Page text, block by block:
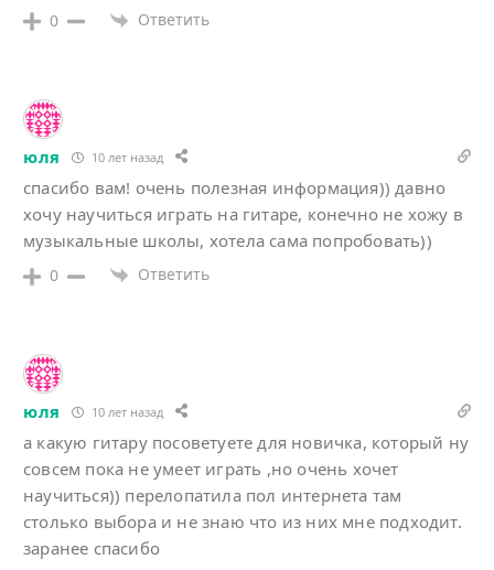
0 Ответить
юля 10 лет назад
спасибо вам! очень полезная информация)) давно
хочу научиться играть на гитаре, конечно не хожу в
музыкальные школы, хотела сама попробовать))
0 Ответить
юля 10 лет назад
а какую гитару посоветуете для новичка, который ну
совсем пока не умеет играть ,но очень хочет
научиться)) перелопатила пол интернета там
столько выбора и не знаю что из них мне подходит.
заранее спасибо